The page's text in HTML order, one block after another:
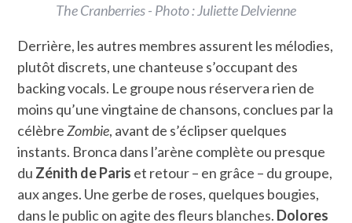
The Cranberries - Photo : Juliette Delvienne
Derrière, les autres membres assurent les mélodies,
plutôt discrets, une chanteuse s’occupant des
backing vocals. Le groupe nous réservera rien de
moins qu’une vingtaine de chansons, conclues par la
célèbreZombie, avant de s’éclipser quelques
instants. Bronca dans l’arène complète ou presque
du Zénith de Paris et retour – en grâce – du groupe,
aux anges. Une gerbe de roses, quelques bougies,
dans le public on agite des fleurs blanches. Dolores